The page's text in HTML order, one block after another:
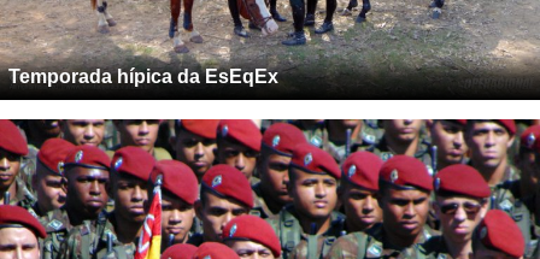
Temporada hípica da EsEqEx